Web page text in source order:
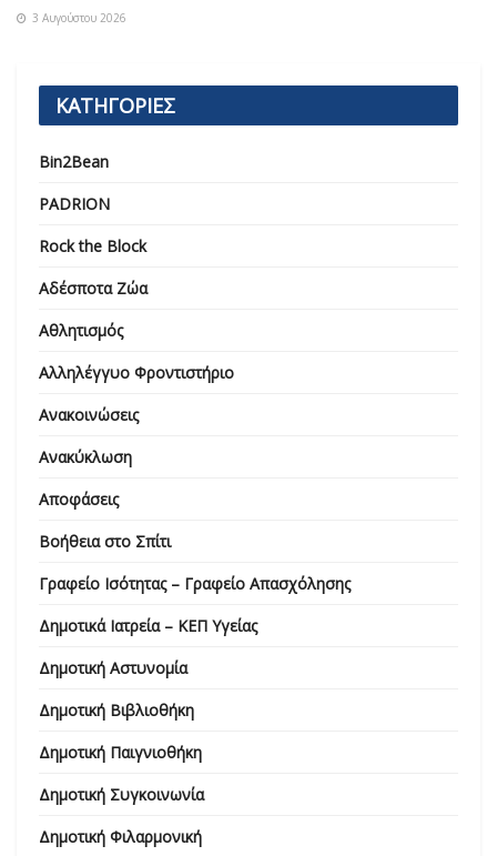
3 Αυγούστου 2026
ΚΑΤΗΓΟΡΙΕΣ
Bin2Bean
PADRION
Rock the Block
Αδέσποτα Ζώα
Αθλητισμός
Αλληλέγγυο Φροντιστήριο
Ανακοινώσεις
Ανακύκλωση
Αποφάσεις
Βοήθεια στο Σπίτι
Γραφείο Ισότητας – Γραφείο Απασχόλησης
Δημοτικά Ιατρεία – ΚΕΠ Υγείας
Δημοτική Αστυνομία
Δημοτική Βιβλιοθήκη
Δημοτική Παιγνιοθήκη
Δημοτική Συγκοινωνία
Δημοτική Φιλαρμονική